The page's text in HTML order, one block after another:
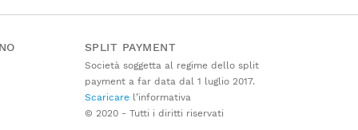
SPLIT PAYMENT
Società soggetta al regime dello split
payment a far data dal 1 luglio 2017.
Scaricarel’informativa
© 2020 - Tutti i diritti riservati